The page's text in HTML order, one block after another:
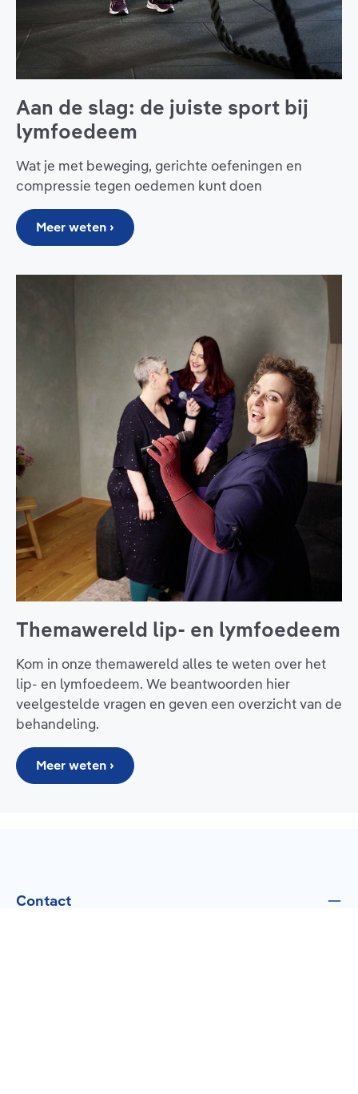
Aan de slag: de juiste sport bij
lymfoedeem
Wat je met beweging, gerichte oefeningen en
compressie tegen oedemen kunt doen
Meer weten ›
Themawereld lip- en lymfoedeem
Kom in onze themawereld alles te weten over het
lip- en lymfoedeem. We beantwoorden hier
veelgestelde vragen en geven een overzicht van de
behandeling.
Meer weten ›
Contact